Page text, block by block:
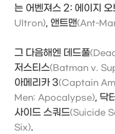
는 어벤져스 2: 에이지 오
Ultron), 앤트맨(Ant-
그 다음해엔 데드풀
저스티스(Batman v.
아메리카 3(Captain
Men: Apocalypse), 닥
사이드 스쿼드(Suicide
Six).